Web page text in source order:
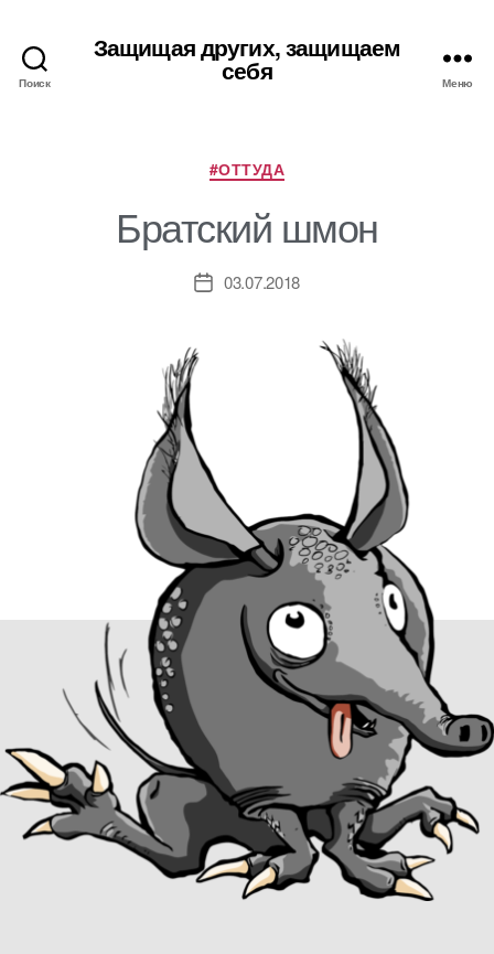
Поиск
Защищая других, защищаем
себя Меню
Рубрики
#ОТТУДА
Братский шмон
Дата03.07.2018